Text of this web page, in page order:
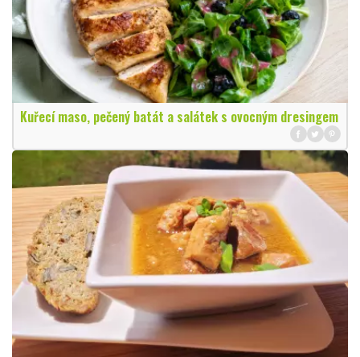
Kuřecí maso, pečený batát a salátek s ovocným dresingem